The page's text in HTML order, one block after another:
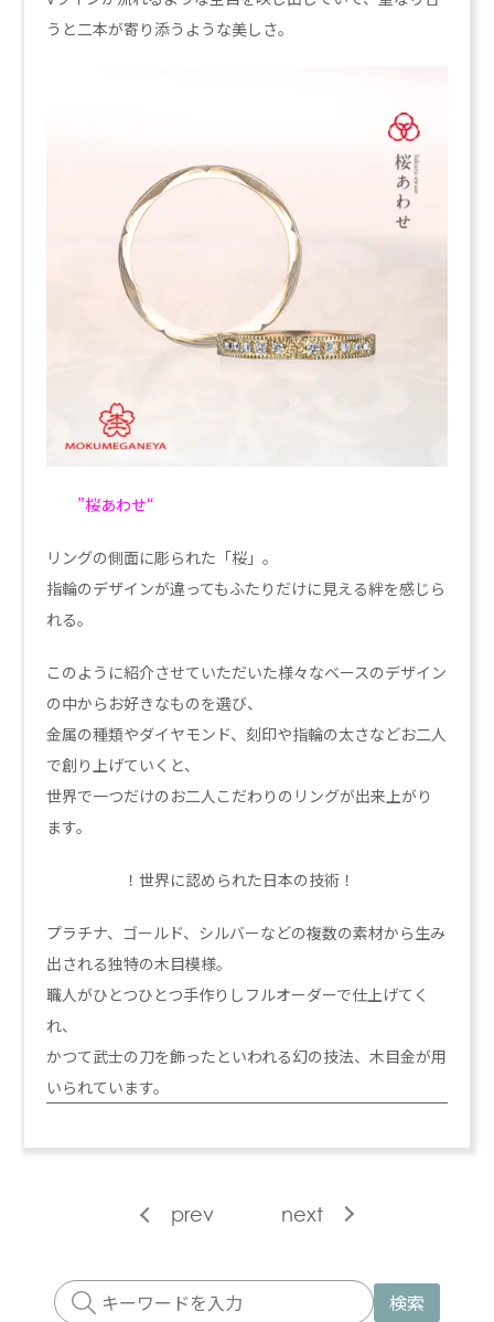
うと二本が寄り添うような美しさ。
”桜あわせ“
リングの側面に彫られた「桜」。
指輪のデザインが違ってもふたりだけに見える絆を感じら
れる。
このように紹介させていただいた様々なベースのデザイン
の中からお好きなものを選び、
金属の種類やダイヤモンド、刻印や指輪の太さなどお二人
で創り上げていくと、
世界で一つだけのお二人こだわりのリングが出来上がり
ます。
！世界に認められた日本の技術！
プラチナ、ゴールド、シルバーなどの複数の素材から生み
出される独特の木目模様。
職人がひとつひとつ手作りしフルオーダーで仕上げてく
れ、
かつて武士の刀を飾ったといわれる幻の技法、木目金が用
いられています。
prev next
検索